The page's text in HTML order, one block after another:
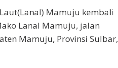
Mamuju kembali
Lanal Mamuju, jalan
Mamuju, Provinsi Sulbar,